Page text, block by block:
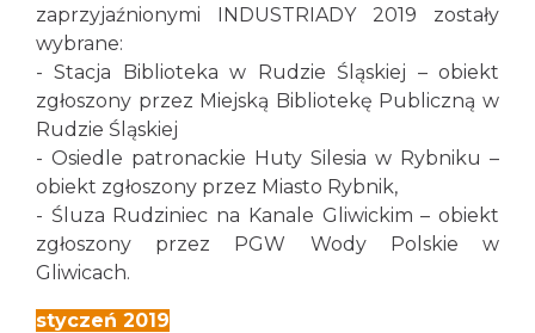
zaprzyjaźnionymi INDUSTRIADY 2019 zostały
wybrane:
- Stacja Biblioteka w Rudzie Śląskiej – obiekt
zgłoszony przez Miejską Bibliotekę Publiczną w
Rudzie Śląskiej
- Osiedle patronackie Huty Silesia w Rybniku –
obiekt zgłoszony przez Miasto Rybnik,
- Śluza Rudziniec na Kanale Gliwickim – obiekt
zgłoszony przez PGW Wody Polskie w
Gliwicach.
styczeń 2019